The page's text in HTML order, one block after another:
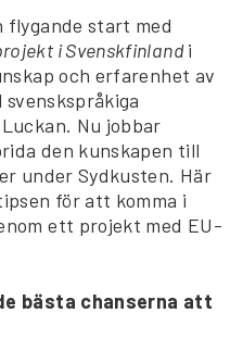
start med
i Svenskfinlandi
och erfarenhet av
Nu jobbar
den kunskapen till
under Sydkusten. Här
för att komma i
ett projekt med EU-
bästa chanserna att